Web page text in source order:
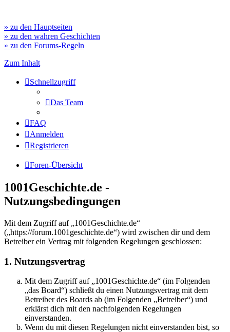
» zu den Hauptseiten
» zu den wahren Geschichten
» zu den Forums-Regeln
Zum Inhalt
Schnellzugriff
Das Team
FAQ
Anmelden
Registrieren
Foren-Übersicht
1001Geschichte.de -
Nutzungsbedingungen
Mit dem Zugriff auf „1001Geschichte.de“
(„https://forum.1001geschichte.de“) wird zwischen dir und dem
Betreiber ein Vertrag mit folgenden Regelungen geschlossen:
1. Nutzungsvertrag
Mit dem Zugriff auf „1001Geschichte.de“ (im Folgenden
„das Board“) schließt du einen Nutzungsvertrag mit dem
Betreiber des Boards ab (im Folgenden „Betreiber“) und
erklärst dich mit den nachfolgenden Regelungen
einverstanden.
Wenn du mit diesen Regelungen nicht einverstanden bist, so